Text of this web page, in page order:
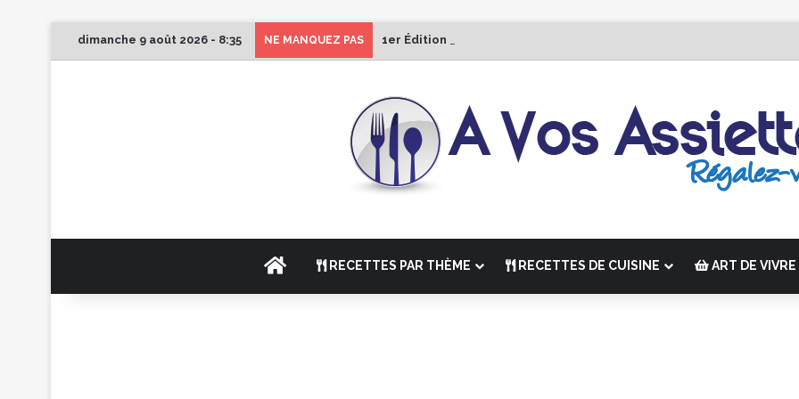
dimanche 9 août 2026 - 8:35 NE MANQUEZ PAS 1er Édition de “La Semaine des Chefs” du 19 au 24 octobre 2026
ACCUEILRECETTES PAR THÈME RECETTES DE CUISINE ART DE VIVRE